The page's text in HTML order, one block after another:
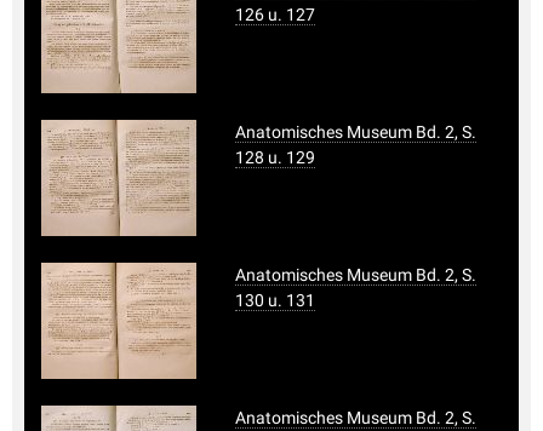
126 u. 127
Anatomisches Museum Bd. 2, S.
128 u. 129
Anatomisches Museum Bd. 2, S.
130 u. 131
Anatomisches Museum Bd. 2, S.